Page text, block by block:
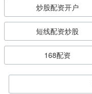
炒股配资开户
短线配资炒股
168配资